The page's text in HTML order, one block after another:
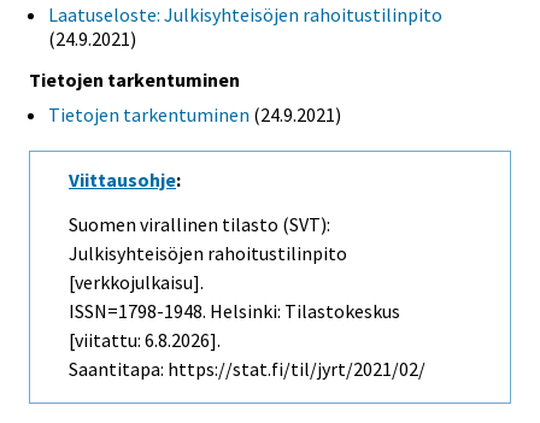
Laatuseloste: Julkisyhteisöjen rahoitustilinpito
(24.9.2021)
Tietojen tarkentuminen
Tietojen tarkentuminen (24.9.2021)
Viittausohje:
Suomen virallinen tilasto (SVT):
Julkisyhteisöjen rahoitustilinpito
[verkkojulkaisu].
ISSN=1798-1948. Helsinki: Tilastokeskus
[viitattu: 6.8.2026].
Saantitapa: https://stat.fi/til/jyrt/2021/02/